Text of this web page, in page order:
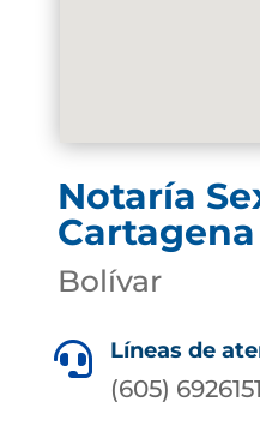
Notaría
Bolívar
 Líneas de
(605) 6926151